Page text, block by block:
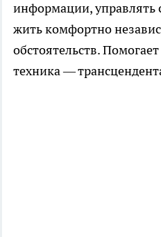
информации,
жить комфортно
обстоятельств.
техника —